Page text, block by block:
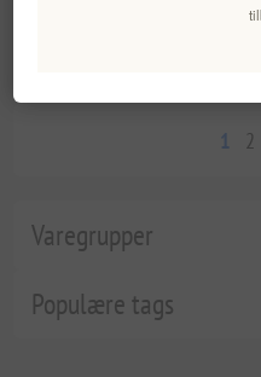
Varegrupper
Populære tags
urtete MΩLY
1 2